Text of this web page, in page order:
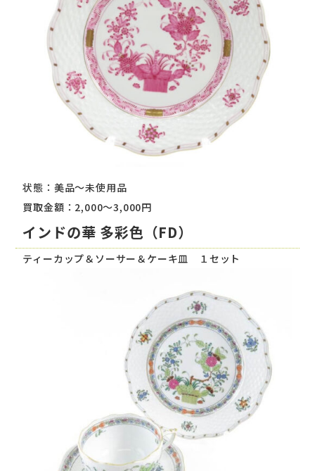
状態：美品～未使用品
買取金額：2,000～3,000円
インドの華 多彩色（FD）
ティーカップ＆ソーサー＆ケーキ皿 １セット